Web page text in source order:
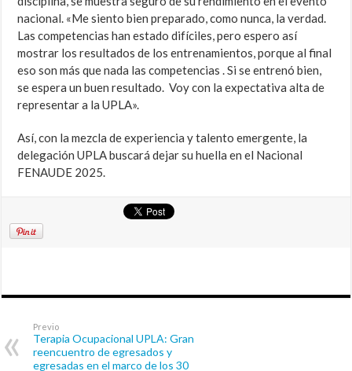
nacional. «Me siento bien preparado, como nunca, la verdad.
Las competencias han estado difíciles, pero espero así
mostrar los resultados de los entrenamientos, porque al final
eso son más que nada las competencias . Sise entrenó bien,
se espera un buen resultado. Voy con la expectativa alta de
representar a la UPLA».
Así, con la mezcla de experiencia y talento emergente, la
delegación UPLA buscará dejar su huella en el Nacional
FENAUDE 2025.
Previo
Terapia Ocupacional UPLA: Gran
reencuentro de egresados y
egresadas en el marco de los 30